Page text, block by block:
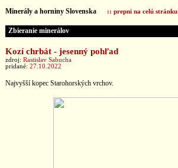
Minerály a horniny Slovenska :: prepni na celú stránku
Zbieranie minerálov
Kozí chrbát - jesenný pohľad
zdroj: Rastislav Sabucha
pridané: 27.10.2022
Najvyšší kopec Starohorských vrchov.